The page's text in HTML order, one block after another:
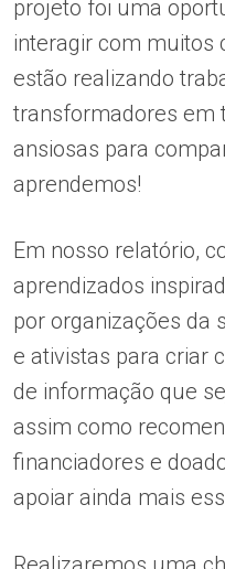
projeto foi uma
interagir com muitos
estão realizando
transformadores em
ansiosas para
aprendemos!
Em nosso relatório,
aprendizados
por organizações da
e ativistas para criar
de informação que
assim como
financiadores e
apoiar ainda mais